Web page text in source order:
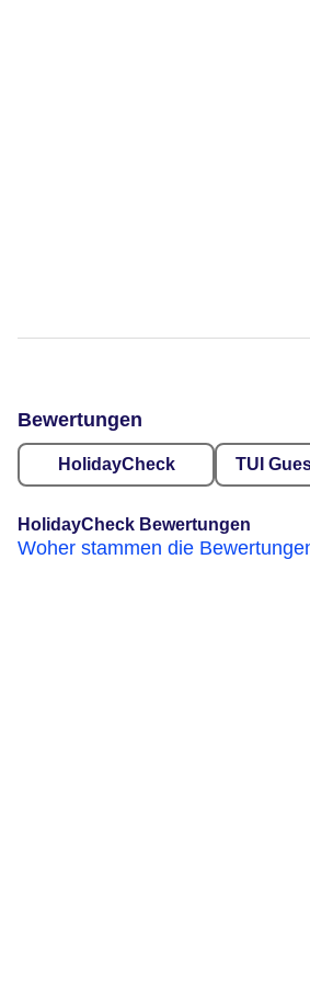
Bewertungen
HolidayCheck TUI
HolidayCheck Bewertungen
Woher stammen die